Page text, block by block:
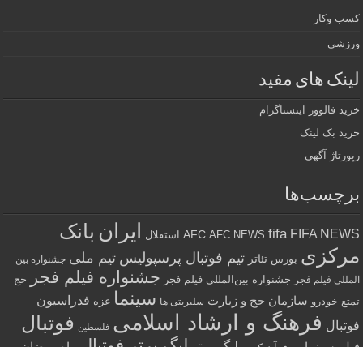
کسب وکار
ورزشی
لینک های مفید
خرید فالوور اینستاگرام
خرید بک لینک
رپورتاژ آگهی
برچسب‌ها
AFC AFC NEWS fifa FIFA NEWS استقلال ایران بانک
مرکزی بورس تئاتر تیم فوتبال پرسپولیس تیم ملی جشنواره بین
المللی فیلم فجر جشنواره بین‌المللی فیلم فجر جشنواره فیلم فجر
حج
تمتع خودرو سازمان حج و زیارت سلبریتی ها سینما غزه فدراسیون
فوتبال فرهنگ و ارشاد اسلامی فلسطین فوتبال